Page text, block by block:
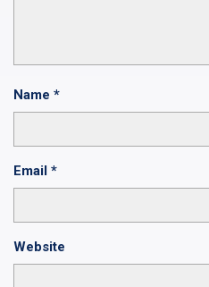
Name *
Email *
Website